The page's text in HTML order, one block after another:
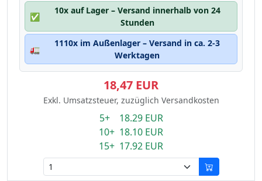
✅
10x auf Lager – Versand innerhalb von 24
Stunden
🚛
1110x im Außenlager – Versand in ca. 2-3
Werktagen
18,47 EUR
Exkl. Umsatzsteuer, zuzüglich Versandkosten
5+ 18.29 EUR
10+ 18.10 EUR
15+ 17.92 EUR